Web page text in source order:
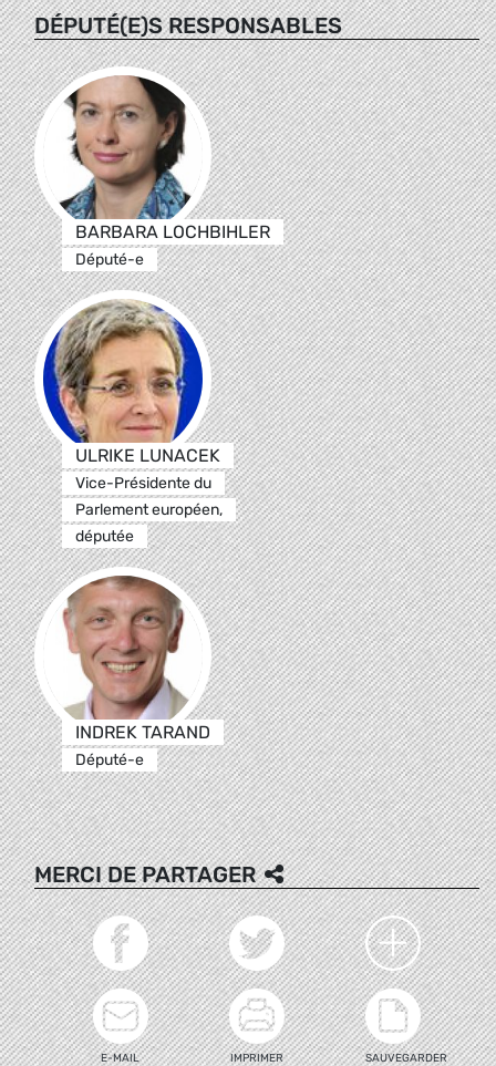
DÉPUTÉ(E)S RESPONSABLES
BARBARA LOCHBIHLER
Député-e
ULRIKE LUNACEK
Vice-Présidente du
Parlement européen,
députée
INDREK TARAND
Député-e
MERCI DE PARTAGER
E-MAIL IMPRIMER
SAUVEGARDER